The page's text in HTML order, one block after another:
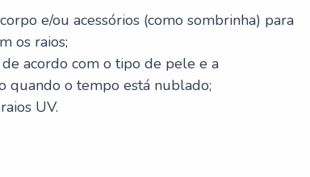
e/ou acessórios (como sombrinha) para
os raios;
acordo com o tipo de pele e a
quando o tempo está nublado;
UV.